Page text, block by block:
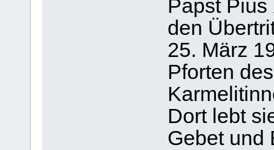
Papst
den
25. März
Pforten
Dort lebt
Gebet und